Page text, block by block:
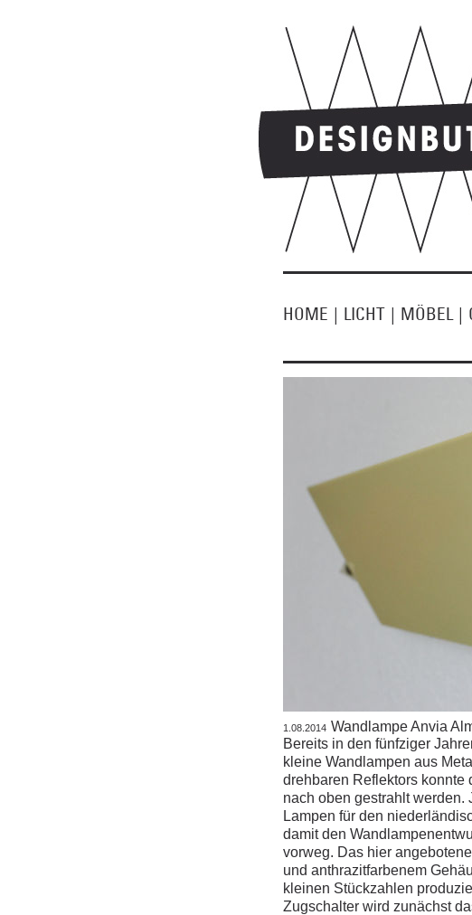
HOME | LICHT | MÖBEL |
1.08.2014 Wandlampe Anvia
Bereits in den fünfziger
kleine Wandlampen aus
drehbaren Reflektors konnte
nach oben gestrahlt werden.
Lampen für den
damit den
vorweg. Das hier
und anthrazitfarbenem
kleinen Stückzahlen
Zugschalter wird zunächst